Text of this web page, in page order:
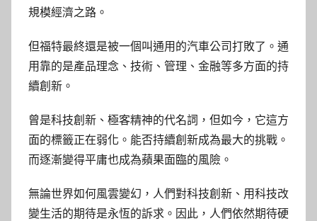
規模經濟之路。
但福特最終還是被一個叫通用的汽車公司打敗了。通
用靠的是產品理念、技術、管理、金融等多方面的持
續創新。
曾是科技創新、極客精神的代名詞，但如今，它這方
面的標籤正在弱化。能否持續創新成為最大的挑戰。
而逐漸變得平庸也成為蘋果面臨的風險。
無論世界如何風雲變幻，人們對科技創新、用科技改
變生活的期待是永恆的訴求。因此，人們依然期待硬